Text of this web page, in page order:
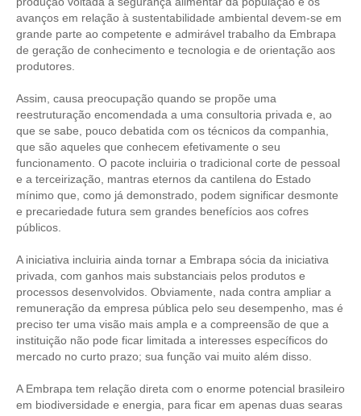
LEI 5.194/1966 – REGULAMENTAÇÃO DA PROFISSÃO
LEI 6.496/1977 – ART
HOMOLOGAÇÕES
PISO SALARIAL
FIQUE POR DENTRO
OPORTUNIDADES
EMPREGO E ESTÁGIO
CARREIRA
AUTÔNOMOS E SERVIÇOS
NEWSLETTER
avanços em relação à sustentabilidade ambiental devem-se em
grande parte ao competente e admirável trabalho da Embrapa
de geração de conhecimento e tecnologia e de orientação aos
produtores.
Assim, causa preocupação quando se propõe uma
reestruturação encomendada a uma consultoria privada e, ao
que se sabe, pouco debatida com os técnicos da companhia,
que são aqueles que conhecem efetivamente o seu
funcionamento. O pacote incluiria o tradicional corte de pessoal
e a terceirização, mantras eternos da cantilena do Estado
mínimo que, como já demonstrado, podem significar desmonte
e precariedade futura sem grandes benefícios aos cofres
públicos.
A iniciativa incluiria ainda tornar a Embrapa sócia da iniciativa
privada, com ganhos mais substanciais pelos produtos e
processos desenvolvidos. Obviamente, nada contra ampliar a
remuneração da empresa pública pelo seu desempenho, mas é
preciso ter uma visão mais ampla e a compreensão de que a
instituição não pode ficar limitada a interesses específicos do
mercado no curto prazo; sua função vai muito além disso.
A Embrapa tem relação direta com o enorme potencial brasileiro
em biodiversidade e energia, para ficar em apenas duas searas